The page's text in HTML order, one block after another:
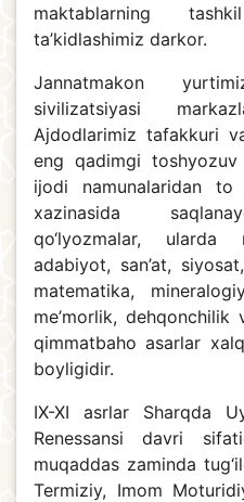
maktablarning
ta’kidlashimiz darkor.
Jannatmakon
sivilizatsiyasi
Ajdodlarimiz tafakkuri
eng qadimgi
ijodi namunalaridan to
xazinasida
qo‘lyozmalar, ularda
adabiyot, san’at,
matematika,
me’morlik,
qimmatbaho asarlar
boyligidir.
IX-XI asrlar Sharqda
Renessansi davri
muqaddas zaminda
Termiziy, Imom